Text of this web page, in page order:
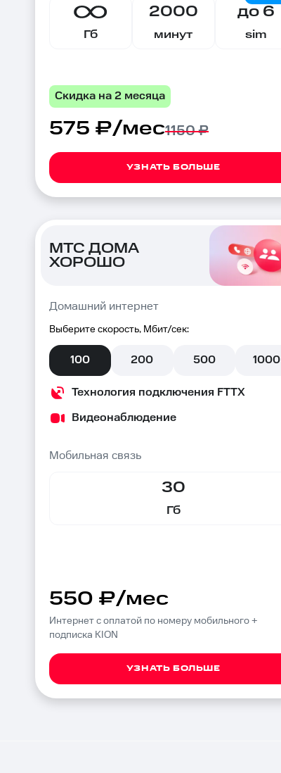
Гб
2000
минут
до 6
sim
Скидка на 2 месяца
575 ₽/мес1150 ₽
УЗНАТЬ БОЛЬШЕ
МТС ДОМА
ХОРОШО
Домашний интернет
Выберите скорость, Мбит/сек:
100 200 500 1000
Технология подключения FTTX
Видеонаблюдение
Мобильная связь
30
Гб
550 ₽/мес
Интернет с оплатой по номеру мобильного +
подписка KION
УЗНАТЬ БОЛЬШЕ